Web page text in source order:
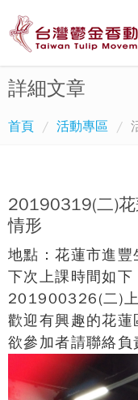
詳細文章
首頁 活動專區
20190319(二)花
情形
地點：花蓮市進豐
下次上課時間如下
201900326(二)
歡迎有興趣的花
欲參加者請聯絡